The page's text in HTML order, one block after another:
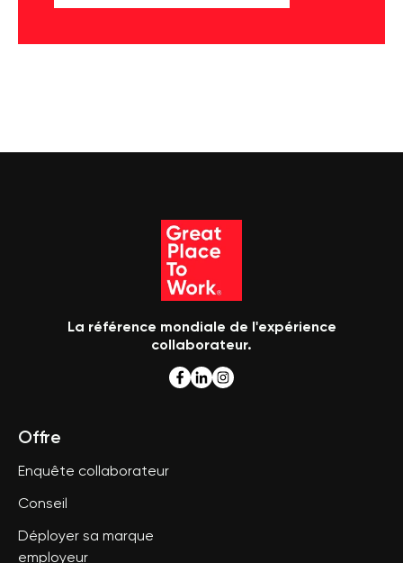
La référence mondiale de l'expérience
collaborateur.
Offre
Enquête collaborateur
Conseil
Déployer sa marque
employeur